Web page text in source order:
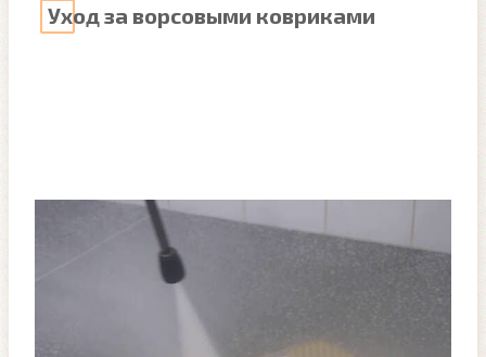
Уход за ворсовыми ковриками